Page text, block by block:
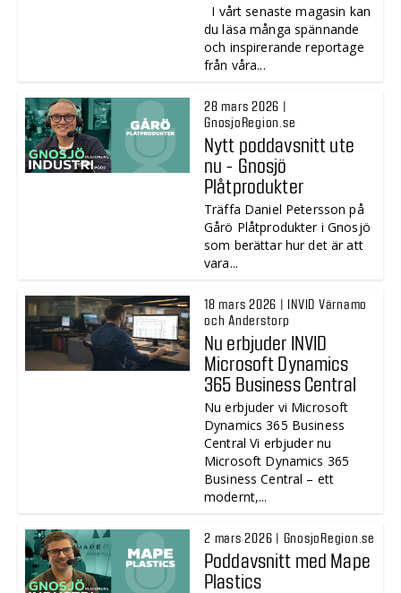
I vårt senaste magasin kan
du läsa många spännande
och inspirerande reportage
från våra...
28 mars 2026 |
GnosjoRegion.se
Nytt poddavsnitt ute
nu - Gnosjö
Plåtprodukter
Träffa Daniel Petersson på
Gårö Plåtprodukter i Gnosjö
som berättar hur det är att
vara...
18 mars 2026 | INVID Värnamo
och Anderstorp
Nu erbjuder INVID
Microsoft Dynamics
365 Business Central
Nu erbjuder vi Microsoft
Dynamics 365 Business
Central Vi erbjuder nu
Microsoft Dynamics 365
Business Central – ett
modernt,...
2 mars 2026 | GnosjoRegion.se
Poddavsnitt med Mape
Plastics